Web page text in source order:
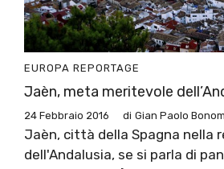
EUROPA REPORTAGE
Jaèn, meta meritevole
24 Febbraio 2016 di Gian Paolo
Jaèn, città della Spagna nella
dell'Andalusia, se si parla di